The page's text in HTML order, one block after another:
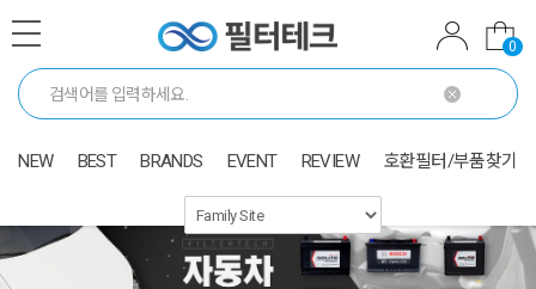
0
NEW BEST BRANDS EVENT REVIEW 호환필터/부품찾기